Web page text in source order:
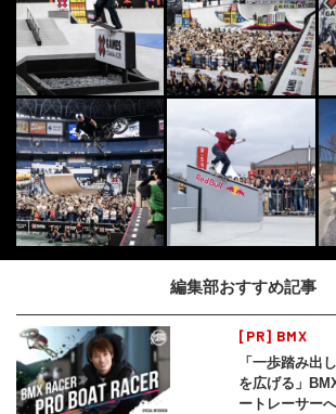
編集部おすすめ記事
[PR] BMX
「一歩踏み出
を広げる」
ートレーサー